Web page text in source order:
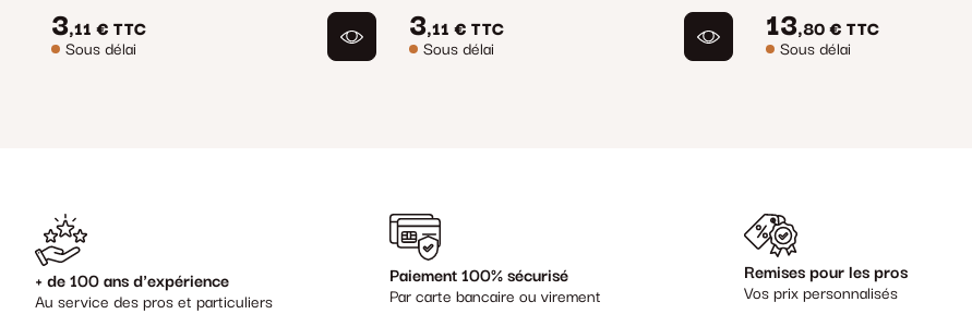
3,11 € TTC
Sous délai
3,11 € TTC
Sous délai
13,80 € TTC
Sous délai
+ de 100 ans d'expérience
Au service des pros et particuliers
Paiement 100% sécurisé
Par carte bancaire ou virement
Remises pour les pros
Vos prix personnalisés